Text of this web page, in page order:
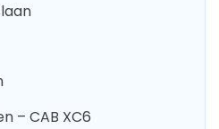
– CAB XC6